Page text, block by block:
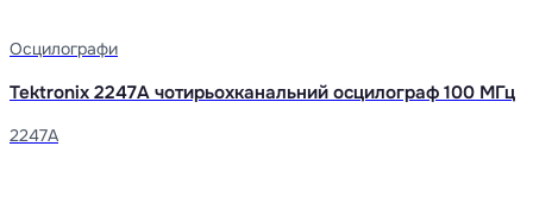
Осцилографи
Tektronix 2247A чотирьохканальний осцилограф 100 МГц
2247A